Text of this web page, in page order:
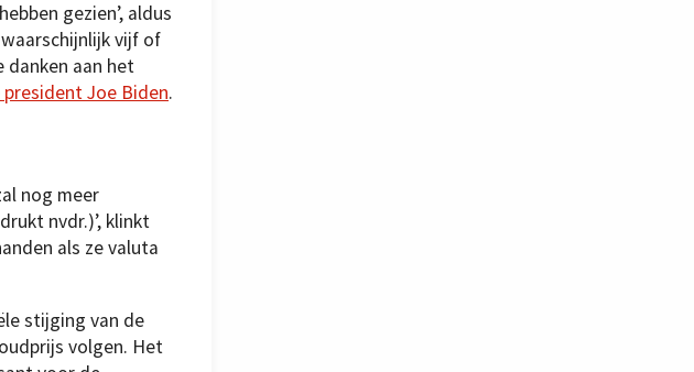
gezien’, aldus
vijf of
danken aan het
president Joe Biden.
nog meer
nvdr.)’, klinkt
als ze valuta
stijging van de
volgen. Het